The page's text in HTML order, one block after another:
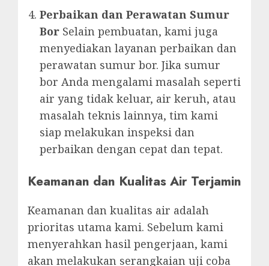
Perbaikan dan Perawatan Sumur
Bor Selain pembuatan, kami juga
menyediakan layanan perbaikan dan
perawatan sumur bor. Jika sumur
bor Anda mengalami masalah seperti
air yang tidak keluar, air keruh, atau
masalah teknis lainnya, tim kami
siap melakukan inspeksi dan
perbaikan dengan cepat dan tepat.
Keamanan dan Kualitas Air Terjamin
Keamanan dan kualitas air adalah
prioritas utama kami. Sebelum kami
menyerahkan hasil pengerjaan, kami
akan melakukan serangkaian uji coba